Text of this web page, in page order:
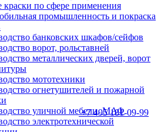
по сфере применения
промышленность и покраска
банковских шкафов/сейфов
ворот, рольставней
металлических дверей, ворот
мототехники
огнетушителей и пожарной
уличной мебели, МАФ
электротехнической
+7 495 181-09-99